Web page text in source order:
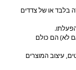
בלבד או של צדדים
לא) הם כולם
עיצוב המוצרים